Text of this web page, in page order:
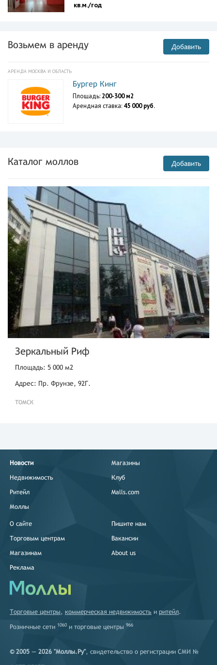
кв.м./год
Возьмем в аренду Добавить
АРЕНДА МОСКВА И ОБЛАСТЬ
Бургер Кинг
Площадь: 200-300 м2
Арендная ставка: 45 000 руб.
Каталог моллов Добавить
Зеркальный Риф
Площадь: 5 000 м2
Адрес: Пр. Фрунзе, 92Г.
ТОМСК
Новости
Недвижимость
Ритейл
Моллы
Магазины
Клуб
Malls.com
О сайте
Торговым центрам
Магазинам
Реклама
Пишите нам
Вакансии
About us
Торговые центры, коммерческая недвижимость и ритейл.
Розничные сети 1060 и торговые центры 966
© 2005 — 2026 "Моллы.Ру", свидетельство о регистрации СМИ №